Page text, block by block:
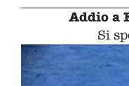
Addio a
Si